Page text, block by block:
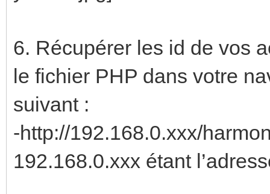
6. Récupérer les id de vos
le fichier PHP dans votre
suivant :
-http://192.168.0.xxx/
192.168.0.xxx étant